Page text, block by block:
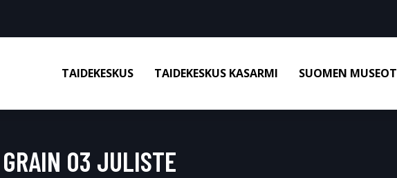
TAIDEKESKUS TAIDEKESKUS KASARMI SUOMEN MUSEOT
03 JULISTE